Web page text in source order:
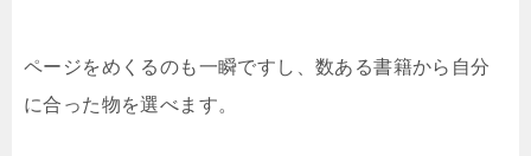
ページをめくるのも一瞬ですし、数ある書籍から自分
に合った物を選べます。